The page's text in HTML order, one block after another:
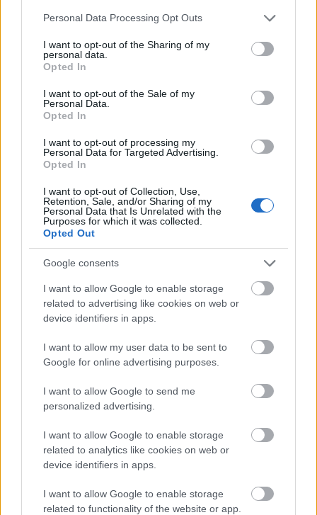
Please note that this website/app uses one or more Google
not limited to your visit or usage behaviour. You may click to
grant or deny consent to Google and its third-party tags to
use your data for below specified purposes in below Google
consent section.
Personal Data Processing Opt Outs
I want to opt-out of the Sharing of my
personal data.
Opted In
I want to opt-out of the Sale of my
Personal Data.
Opted In
I want to opt-out of processing my
Personal Data for Targeted Advertising.
Opted In
I want to opt-out of Collection, Use,
Retention, Sale, and/or Sharing of my
Personal Data that Is Unrelated with the
Purposes for which it was collected.
Opted Out
Google consents
I want to allow Google to enable storage
related to advertising like cookies on web or
device identifiers in apps.
I want to allow my user data to be sent to
Google for online advertising purposes.
I want to allow Google to send me
personalized advertising.
I want to allow Google to enable storage
related to analytics like cookies on web or
device identifiers in apps.
I want to allow Google to enable storage
related to functionality of the website or app.
Υπεύθυνος Ενότητας :Παπαδόπουλος Σταύρος,
Ημερομηνίες & ώρες διεξαγωγής :
Τρόπος καταβολής οικονομικής
Π.Ε.
Οικονομική Διαχείριση :
Δικαίωμα συμμετοχής
Δικαίωμα συμμετοχής στις Εκπαιδεύσεις έχουν όλα τα
Ενήλικα Στελέχη και Μέλη Προσκοπικού Δικτύου που
έχουν δηλώσει συμμετοχή, έχουν καταβάλλει το ποσό
αίτησή του έχει εγκριθεί από την Εφορεία Εκπαίδευσης
Γ.Ε.
Για την παρακολούθηση της εκπαιδευτικής ενότητας,
Εκπαιδευτικών Ενοτήτων του Κύκλου Εισαγωγικής
Εκπαίδευσης.
Για τη δήλωση συμμετοχής από το Ενήλικο Στέλεχος ή